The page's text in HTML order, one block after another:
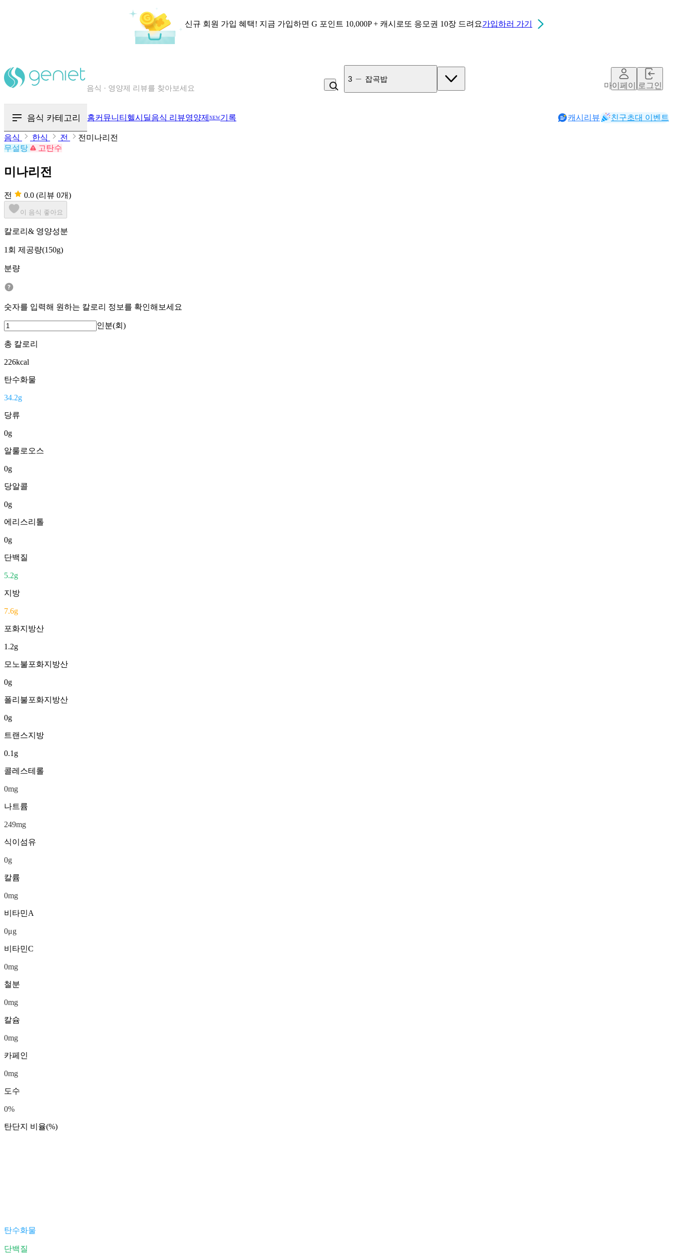
신규 회원 가입 혜택! 지금 가입하면 G 포인트 10,000P + 캐시로또 응모권 10장 드려요가입하러 가기
칼로리와 영양성분을 검색해보세요
3 잡곡밥
마이페이지로그인
음식 카테고리 홈커뮤니티 헬시딜음식 리뷰영양제 NEW기록 캐시리뷰 친구초대 이벤트
음식 한식 전
전미나리전
무설탕
고탄수
미나리전
전 0.0 (리뷰 0개)
이 음식 좋아요
칼로리& 영양성분
1회 제공량(150g)
분량
숫자를 입력해 원하는 칼로리 정보를 확인해보세요
인분(회)
총 칼로리
226kcal
탄수화물
34.2g
당류
0g
알룰로오스
0g
당알콜
0g
에리스리톨
0g
단백질
5.2g
지방
7.6g
포화지방산
1.2g
모노불포화지방산
0g
폴리불포화지방산
0g
트랜스지방
0.1 g
콜레스테롤
0mg
나트륨
249mg
식이섬유
0g
칼륨
0mg
비타민A
0μg
비타민C
0mg
철분
0mg
칼슘
0mg
카페인
0mg
도수
0%
탄단지 비율(%)
탄수화물
단백질